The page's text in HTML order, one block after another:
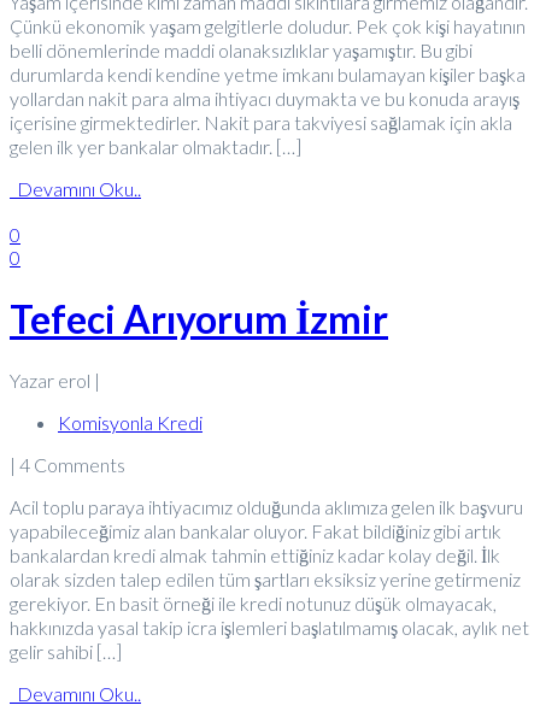
Çünkü ekonomik yaşam gelgitlerle doludur. Pek çok kişi hayatının
belli dönemlerinde maddi olanaksızlıklar yaşamıştır. Bu gibi
durumlarda kendi kendine yetme imkanı bulamayan kişiler başka
yollardan nakit para alma ihtiyacı duymakta ve bu konuda arayış
içerisine girmektedirler. Nakit para takviyesi sağlamak için akla
gelen ilk yer bankalar olmaktadır. […]
Devamını Oku..
0
0
Tefeci Arıyorum İzmir
Yazar erol |
Komisyonla Kredi
| 4 Comments
Acil toplu paraya ihtiyacımız olduğunda aklımıza gelen ilk başvuru
yapabileceğimiz alan bankalar oluyor. Fakat bildiğiniz gibi artık
bankalardan kredi almak tahmin ettiğiniz kadar kolay değil. İlk
olarak sizden talep edilen tüm şartları eksiksiz yerine getirmeniz
gerekiyor. En basit örneği ile kredi notunuz düşük olmayacak,
hakkınızda yasal takip icra işlemleri başlatılmamış olacak, aylık net
gelir sahibi […]
Devamını Oku..